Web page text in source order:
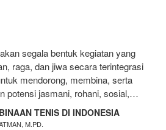
segala bentuk kegiatan yang
raga, dan jiwa secara terintegrasi
mendorong, membina, serta
potensi jasmani, rohani, sosial,…
TENIS DI INDONESIA
M.PD.